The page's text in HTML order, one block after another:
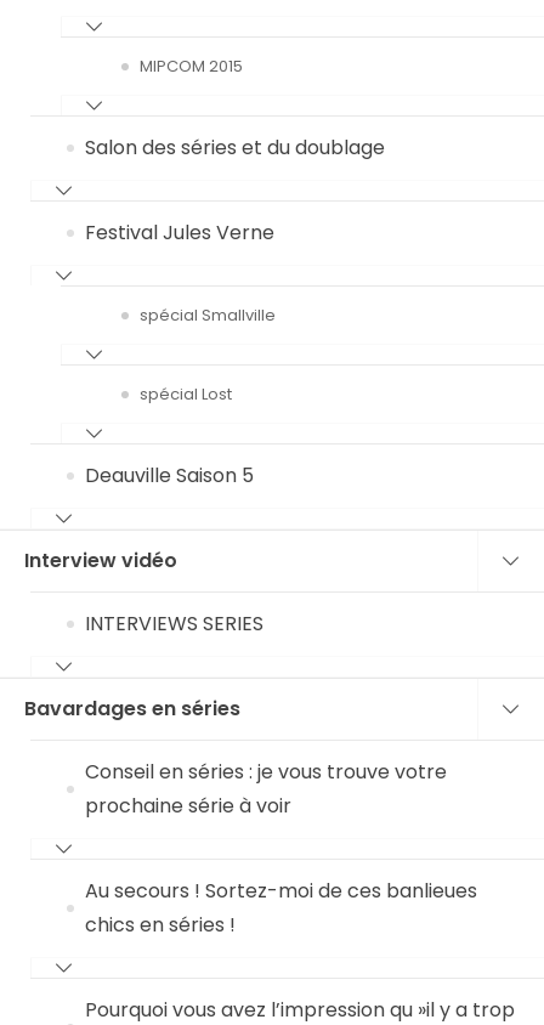
MIPCOM 2015
Salon des séries et du doublage
Festival Jules Verne
spécial Smallville
spécial Lost
Deauville Saison 5
Interview vidéo
INTERVIEWS SERIES
Bavardages en séries
Conseil en séries : je vous trouve votre
prochaine série à voir
Au secours ! Sortez-moi de ces banlieues
chics en séries !
Pourquoi vous avez l’impression qu »il y a trop